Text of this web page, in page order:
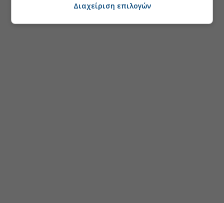
Διαχείριση επιλογών